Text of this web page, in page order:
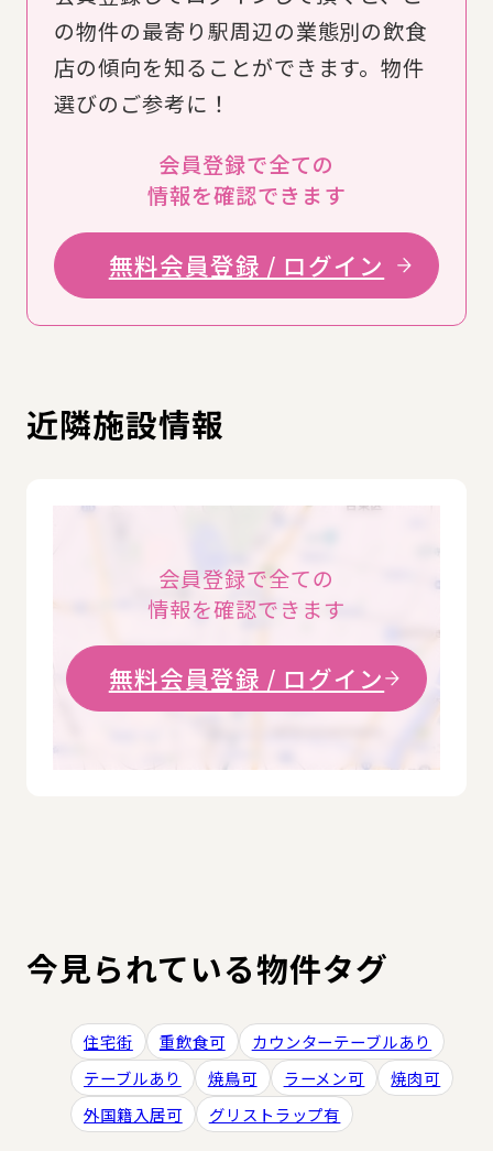
の物件の最寄り駅周辺の業態別の飲食
店の傾向を知ることができます。物件
選びのご参考に！
会員登録で全ての
情報を確認できます
無料会員登録 / ログイン
近隣施設情報
会員登録で全ての
情報を確認できます
無料会員登録 / ログイン
今見られている物件タグ
住宅街 重飲食可
カウンターテーブルあり
テーブルあり
焼鳥可 ラーメン可
焼肉可
外国籍入居可
グリストラップ有